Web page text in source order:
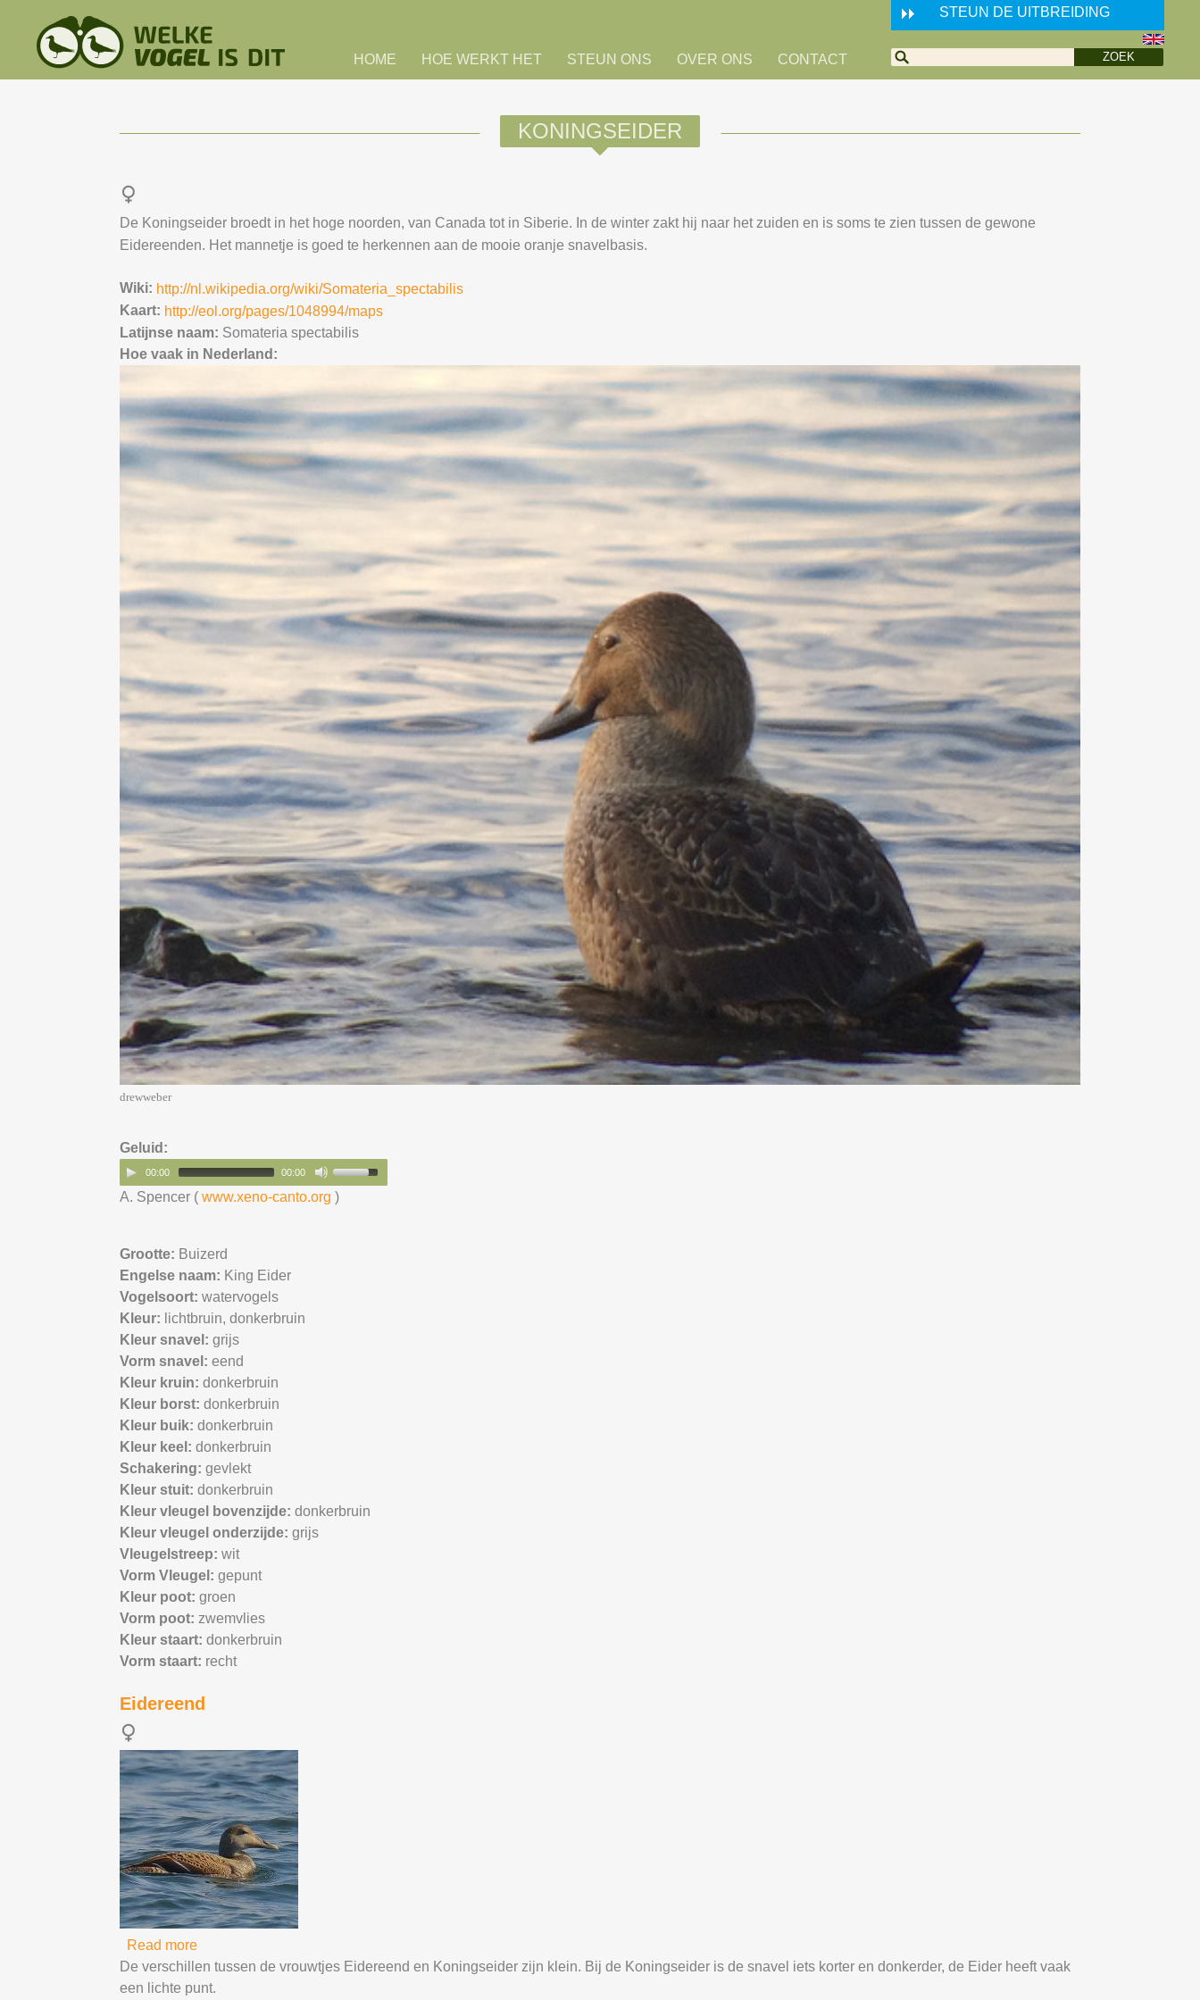
STEUN DE UITBREIDING
HOME HOE WERKT HET STEUN ONS OVER ONS CONTACT
KONINGSEIDER
De Koningseider broedt in het hoge noorden, van Canada tot in Siberie. In de winter zakt hij naar het zuiden en is soms te zien tussen de gewone
Eidereenden. Het mannetje is goed te herkennen aan de mooie oranje snavelbasis.
Wiki: http://nl.wikipedia.org/wiki/Somateria_spectabilis
Kaart: http://eol.org/pages/1048994/maps
Latijnse naam: Somateria spectabilis
Hoe vaak in Nederland:
drewweber
Geluid:
00:00 00:00
A. Spencer (www.xeno-canto.org )
Grootte: Buizerd
Engelse naam: King Eider
Vogelsoort:watervogels
Kleur: lichtbruin, donkerbruin
Kleur snavel:grijs
Vorm snavel:eend
Kleur kruin:donkerbruin
Kleur borst:donkerbruin
Kleur buik:donkerbruin
Kleur keel:donkerbruin
Schakering:gevlekt
Kleur stuit:donkerbruin
Kleur vleugel bovenzijde:donkerbruin
Kleur vleugel onderzijde:grijs
Vleugelstreep:wit
Vorm Vleugel:gepunt
Kleur poot:groen
Vorm poot: zwemvlies
Kleur staart:donkerbruin
Vorm staart: recht
Eidereend
Read more
De verschillen tussen de vrouwtjes Eidereend en Koningseider zijn klein. Bij de Koningseider is de snavel iets korter en donkerder, de Eider heeft vaak
een lichte punt.